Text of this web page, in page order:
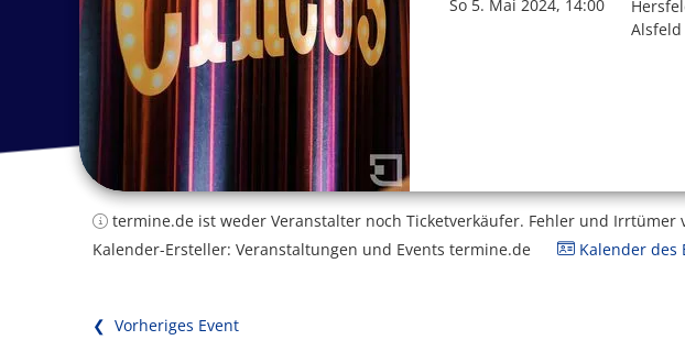
So 5. Mai 2024, 14:00
Alsfeld
termine.de ist weder Veranstalter noch Ticketverkäufer. Fehler und Irrtümer
Kalender-Ersteller: Veranstaltungen und Events termine.de
Kalender des
❮ Vorheriges Event